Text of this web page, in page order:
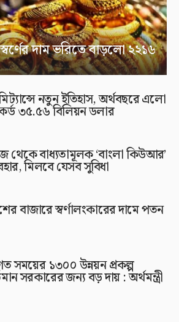
দাম ভরিতে বাড়লো ২২১৬
নতুন ইতিহাস, অর্থবছরে এলো
৩৫.৫৬ বিলিয়ন ডলার
বাধ্যতামূলক ‘বাংলা কিউআর’
মিলবে যেসব সুবিধা
বাজারে স্বর্ণালংকারের দামে পতন
সময়ের ১৩০০ উন্নয়ন প্রকল্প
সরকারের জন্য বড় দায় : অর্থমন্ত্রী